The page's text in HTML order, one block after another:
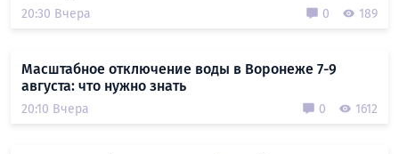
20:30 Вчера 0 189
Масштабное отключение воды в Воронеже 7-9
августа: что нужно знать
20:10 Вчера 0 1612